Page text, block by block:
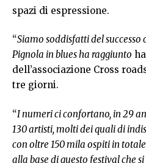
spazi di espressione.
“Siamo soddisfatti del
Pignola in blues ha raggiunto
dell’associazione Cross
tre giorni.
“I numeri ci confortano, in 29
130 artisti, molti dei quali di
con oltre 150 mila ospiti in
alla base di questo festival che